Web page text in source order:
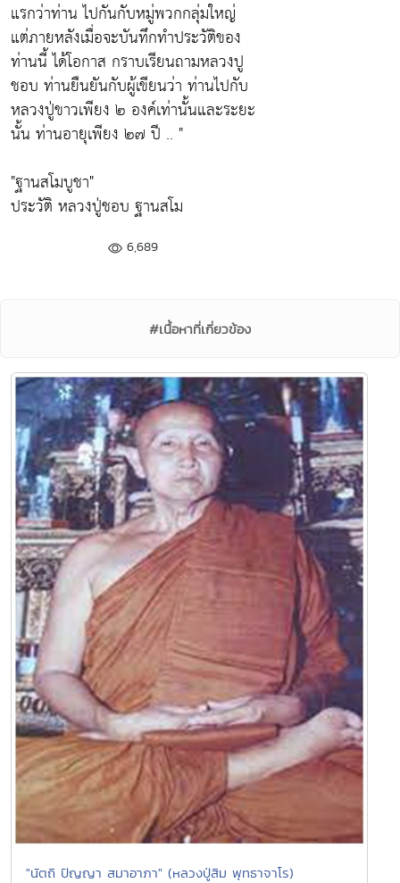
แรกว่าท่าน ไปกันกับหมู่พวกกลุ่มใหญ่
แต่ภายหลังเมื่อจะบันทึกทำประวัติของ
ท่านนี้ ได้โอกาส กราบเรียนถามหลวงปู
ชอบ ท่านยืนยันกับผู้เขียนว่า ท่านไปกับ
หลวงปู่ขาวเพียง ๒ องค์เท่านั้นและระยะ
นั้น ท่านอายุเพียง ๒๗ ปี .. "
"ฐานสโมบูชา"
ประวัติ หลวงปู่ชอบ ฐานสโม
6,689
#เนื้อหาที่เกี่ยวข้อง
"นัตถิ ปัญญา สมาอาภา" (หลวงปู่สิม พุทธาจาโร)